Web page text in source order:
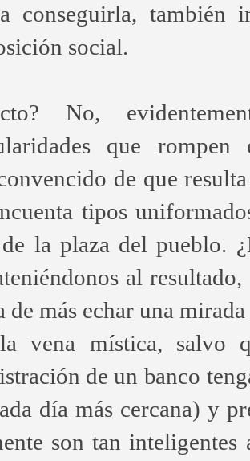
conseguirla, también
social.
No,
que rompen
de que
tipos
la plaza del pueblo.
al
de más echar una
vena mística, salvo
de un banco
día más cercana) y
son tan